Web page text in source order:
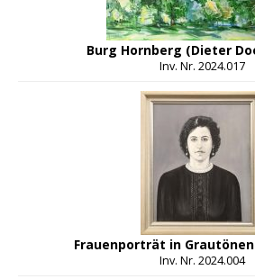
Burg Hornberg (Dieter
Inv. Nr. 2024.017
Frauenporträt in Grautönen
Inv. Nr. 2024.004